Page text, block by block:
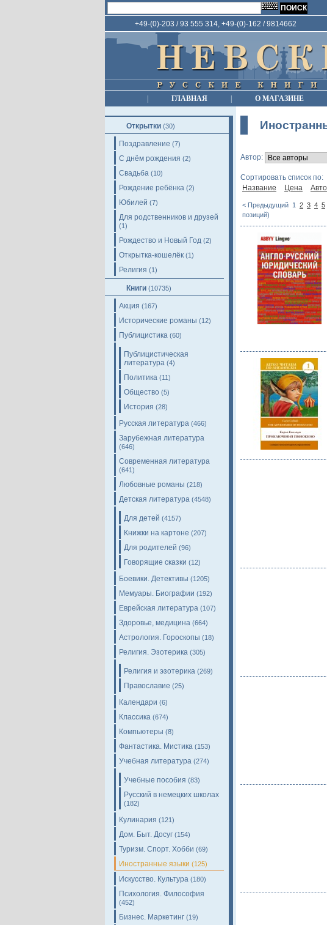
+49-(0)-203 / 93 555 314, +49-(0)-162 / 9814662
ГЛАВНАЯ О МАГАЗИНЕ
Открытки (30)
Поздравление (7)
С днём рождения (2)
Свадьба (10)
Рождение ребёнка (2)
Юбилей (7)
Для родственников и друзей
(1)
Рождество и Новый Год (2)
Открытка-кошелёк (1)
Религия (1)
Книги (10735)
Акция (167)
Исторические романы (12)
Публицистика (60)
Публицистическая
литература (4)
Политика (11)
Общество (5)
История (28)
Русская литература (466)
Зарубежная литература
(646)
Современная литература
(641)
Любовные романы (218)
Детская литература (4548)
Для детей (4157)
Книжки на картоне (207)
Для родителей (96)
Говорящие сказки (12)
Боевики. Детективы (1205)
Мемуары. Биографии (192)
Еврейская литература (107)
Здоровье, медицина (664)
Астрология. Гороскопы (18)
Религия. Эзотерика (305)
Религия и эзотерика (269)
Православие (25)
Календари (6)
Классика (674)
Компьютеры (8)
Фантастика. Мистика (153)
Учебная литература (274)
Учебные пособия (83)
Русский в немецких школах
(182)
Кулинария (121)
Дом. Быт. Досуг (154)
Туризм. Спорт. Хобби (69)
Иностранные языки (125)
Искусство. Культура (180)
Психология. Философия
(452)
Бизнес. Маркетинг (19)
Автор:
Сортировать список по:
Название
Цена
< Предыдущий 1 2 3 4 5
позиций)